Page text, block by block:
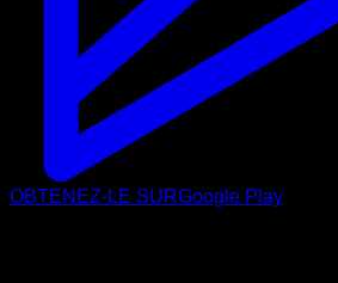
OBTENEZ-LE SURGoogle Play